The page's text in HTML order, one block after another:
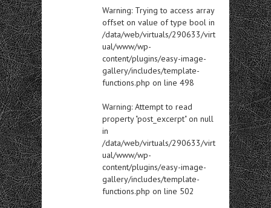
Warning: Trying to access array
offset on value of type bool in
/data/web/virtuals/290633/virt
ual/www/wp-
content/plugins/easy-image-
gallery/includes/template-
functions.php on line 498
Warning: Attempt to read
property "post_excerpt" on null
in
/data/web/virtuals/290633/virt
ual/www/wp-
content/plugins/easy-image-
gallery/includes/template-
functions.php on line 502